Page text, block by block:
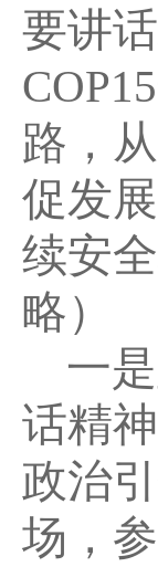
要讲
路，
促发
续安
略）
一
话精
政治
场，